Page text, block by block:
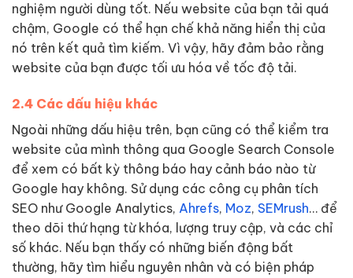
nghiệm người dùng tốt. Nếu website của bạn tải quá
chậm, Google có thể hạn chế khả năng hiển thị của
nó trên kết quả tìm kiếm. Vì vậy, hãy đảm bảo rằng
website của bạn được tối ưu hóa về tốc độ tải.
2.4 Các dấu hiệu khác
Ngoài những dấu hiệu trên, bạn cũng có thể kiểm tra
website của mình thông qua Google Search Console
để xem có bất kỳ thông báo hay cảnh báo nào từ
Google hay không. Sử dụng các công cụ phân tích
SEO như Google Analytics, Ahrefs, Moz, SEMrush… để
theo dõi thứ hạng từ khóa, lượng truy cập, và các chỉ
số khác. Nếu bạn thấy có những biến động bất
thường, hãy tìm hiểu nguyên nhân và có biện pháp